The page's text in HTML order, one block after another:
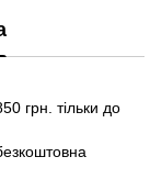
грн. тільки до